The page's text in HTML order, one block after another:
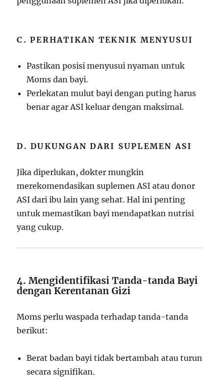
C. PERHATIKAN TEKNIK MENYUSUI
Pastikan posisi menyusui nyaman untuk
Moms dan bayi.
Perlekatan mulut bayi dengan puting harus
benar agar ASI keluar dengan maksimal.
D. DUKUNGAN DARI SUPLEMEN ASI
Jika diperlukan, dokter mungkin
merekomendasikan suplemen ASI atau donor
ASI dari ibu lain yang sehat. Hal ini penting
untuk memastikan bayi mendapatkan nutrisi
yang cukup.
4. Mengidentifikasi Tanda-tanda Bayi
dengan Kerentanan Gizi
Moms perlu waspada terhadap tanda-tanda
berikut:
Berat badan bayi tidak bertambah atau turun
secara signifikan.